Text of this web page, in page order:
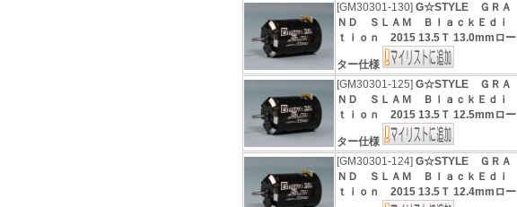
[GM30301-130] G☆STYLE ＧＲＡ
ＮＤ ＳＬＡＭ ＢｌａｃｋＥｄｉ
ｔｉｏｎ 2015 13.5Ｔ 13.0mmロー
ター仕様
[GM30301-125] G☆STYLE ＧＲＡ
ＮＤ ＳＬＡＭ ＢｌａｃｋＥｄｉ
ｔｉｏｎ 2015 13.5Ｔ 12.5mmロー
ター仕様
[GM30301-124] G☆STYLE ＧＲＡ
ＮＤ ＳＬＡＭ ＢｌａｃｋＥｄｉ
ｔｉｏｎ 2015 13.5Ｔ 12.4mmロー